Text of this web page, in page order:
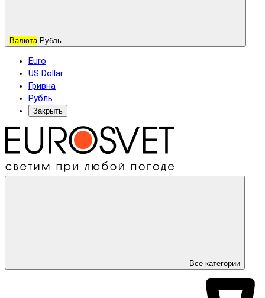
Валюта Рубль
Euro
US Dollar
Гривна
Рубль
Закрыть
Все категории